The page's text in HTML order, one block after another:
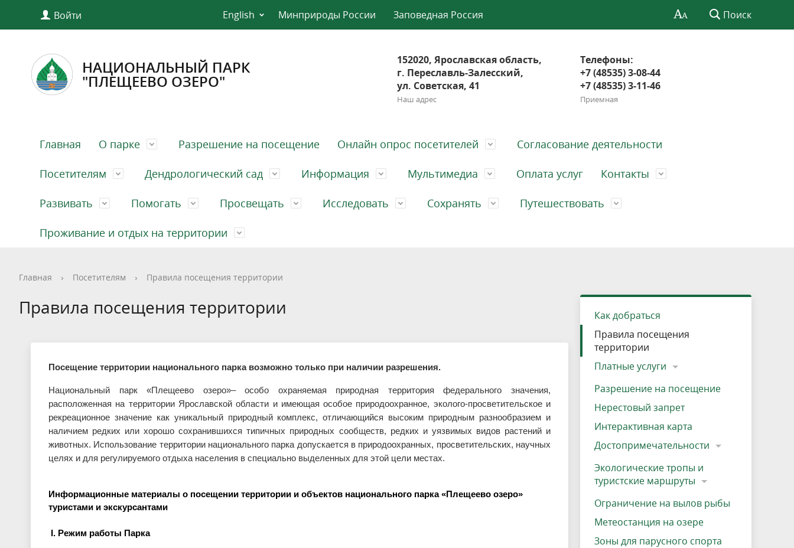
Войти English Минприроды России Заповедная Россия Поиск
НАЦИОНАЛЬНЫЙ ПАРК
"ПЛЕЩЕЕВО ОЗЕРО"
152020, Ярославская область,
г. Переславль-Залесский,
ул. Советская, 41
Наш адрес
Телефоны:
+7 (48535) 3-08-44
+7 (48535) 3-11-46
Приемная
Главная О парке
Общая информация История
Озеро Плещеево
Вакансии
Разрешение на посещение Онлайн опрос посетителей
Опрос посетителей перед
Опрос посетителей после посещения
Согласование деятельности
Посетителям
Как добраться Правила посещения территории
Экологические тропы и туристские
маршруты
Ограничение на вылов рыбы
Метеостанция на озере Зоны для парусного спорта
Дендрологический сад
Общая информация История
Прокат велосипедов
Адрес, телефон, схема проезда
Информация
Новости Календарь мероприятий
Результаты оценки условий труда
Мультимедиа
Видеогалерея Фотогалерея
Оплата услуг Контакты
Контакты, реквизиты Вопрос - Ответ
Развивать
Общая информация Сотрудничество с бизнесом
Помогать
Общая информация Благотворительность
Просвещать
Общая информация Экопросвещение
Интерактивная карта
Исследовать
Общая информация Научная деятельность
Сохранять
Общая информация Редкие и исчезающие виды
Кадастр объектов животного мира, не
отнесенных к объектам охоты
Красная книга
Проекты Интерактивная карта
Путешествовать
Общая информация Новости туризма
Проживание и отдых на территории
Гостевой дом Дом типа "Шалаш"
Главная › Посетителям › Правила посещения территории
Правила посещения территории
Посещение территории национального парка возможно только при наличии разрешения.
Национальный парк «Плещеево озеро»– особо охраняемая природная территория федерального значения,
расположенная на территории Ярославской области и имеющая особое природоохранное, эколого-просветительское и
рекреационное значение как уникальный природный комплекс, отличающийся высоким природным разнообразием и
наличием редких или хорошо сохранившихся типичных природных сообществ, редких и уязвимых видов растений и
животных. Использование территории национального парка допускается в природоохранных, просветительских, научных
целях и для регулируемого отдыха населения в специально выделенных для этой цели местах.
Информационные материалы о посещении территории и объектов национального парка «Плещеево озеро»
туристами и экскурсантами
I. Режим работы Парка
Как добраться
Правила посещения
территории
Платные услуги
Разрешение на посещение
Нерестовый запрет
Интерактивная карта
Достопримечательности
Экологические тропы и
туристские маршруты
Ограничение на вылов рыбы
Метеостанция на озере
Зоны для парусного спорта